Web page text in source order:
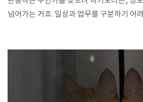
넘어가는 거죠. 일상과 업무를 구분하기 어